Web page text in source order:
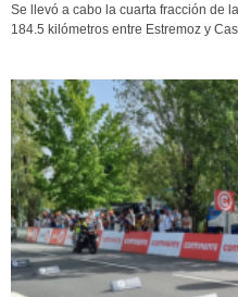
Se llevó a cabo la cuarta fracción de
184.5 kilómetros entre Estremoz y